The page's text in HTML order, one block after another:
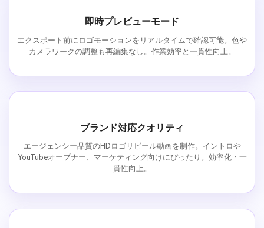
即時プレビューモード
エクスポート前にロゴモーションをリアルタイムで確認可能。色や
カメラワークの調整も再編集なし。作業効率と一貫性向上。
ブランド対応クオリティ
エージェンシー品質のHDロゴリビール動画を制作。イントロや
YouTubeオープナー、マーケティング向けにぴったり。効率化・一
貫性向上。